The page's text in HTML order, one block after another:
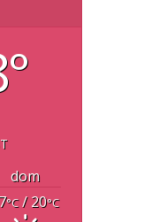
dom
°C/ 20°C